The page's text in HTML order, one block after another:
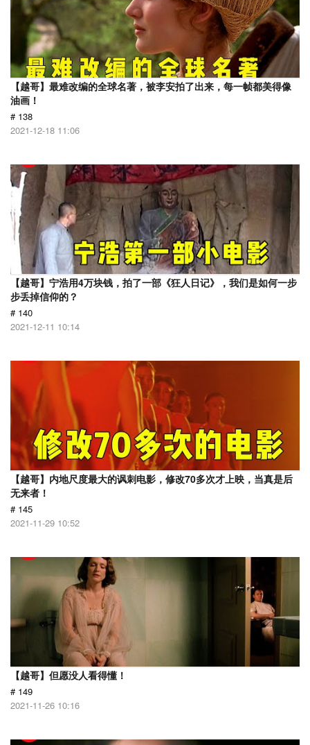
【越哥】最难改编的全球名著，被李安拍了出来，每一帧都美得像
油画！
# 138
2021-12-18 11:06
【越哥】宁浩用4万块钱，拍了一部《狂人日记》，我们是如何一步
步丢掉信仰的？
# 140
2021-12-11 10:14
【越哥】内地尺度最大的讽刺电影，修改70多次才上映，当真是后
无来者！
# 145
2021-11-29 10:52
【越哥】但愿没人看得懂！
# 149
2021-11-26 10:16